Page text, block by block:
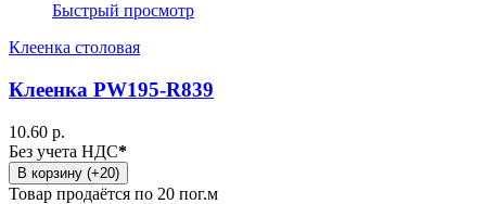
Быстрый просмотр
Клеенка столовая
Клеенка PW195-R839
10.60 р.
Без учета НДС*
В корзину (+20)
Товар продаётся по 20 пог.м